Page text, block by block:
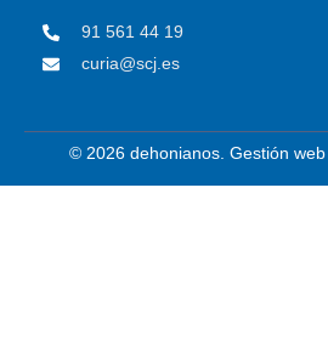
91 561 44 19
curia@scj.es
© 2026 dehonianos. Gestión